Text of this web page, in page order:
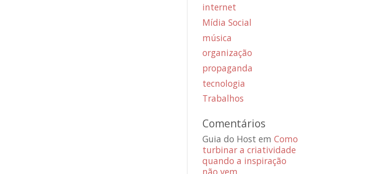
internet
Mídia Social
música
organização
propaganda
tecnologia
Trabalhos
Comentários
Guia do Host emComo
turbinar a criatividade
quando a inspiração